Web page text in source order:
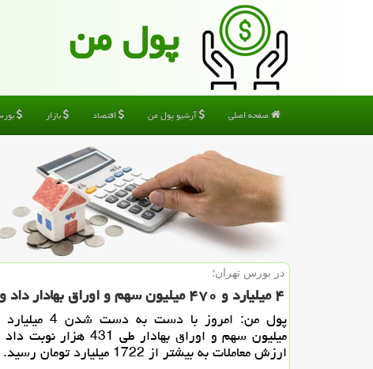
پول من
صفحه اصلی آرشیو پول من اقتصاد بازار
در بورس تهران؛
۴ میلیارد و ۴۷۰ میلیون سهم و اوراق بهادار داد و ستد شد
میلیون سهم و اوراق بهادار طی 431
ارزش معاملات به بیشتر از 1722 میلیارد تومان رسید.